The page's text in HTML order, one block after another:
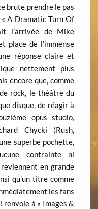
brute prendre le pas
A Dramatic Turn Of
l’arrivée de Mike
place de l’immense
réponse claire et
nettement plus
encore que, comme
rock, le théâtre du
disque, de réagir à
opus studio,
Chycki (Rush,
superbe pochette,
contrainte ni
en grande
qu’un titre comme
les fans
renvoie à « Images &